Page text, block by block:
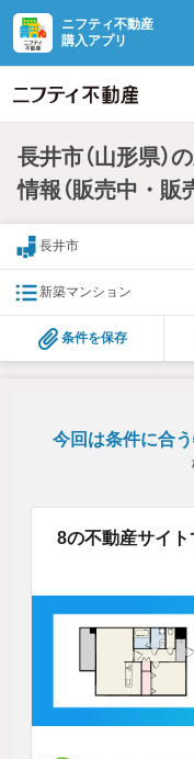
ニフティ不動産
購入アプリ
長井市（山形県）
情報（販売中・販
長井市
新築マンション
条件を保存
今回は条件に合
8の不動産サイ